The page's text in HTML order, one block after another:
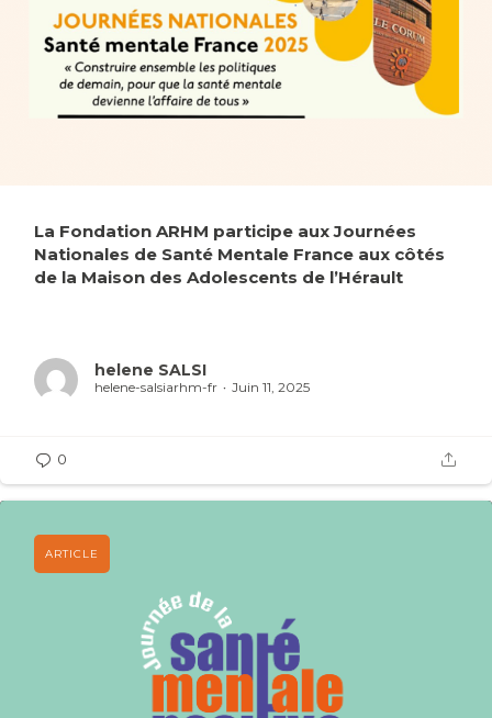
La Fondation ARHM participe aux Journées
Nationales de Santé Mentale France aux côtés
de la Maison des Adolescents de l’Hérault
helene SALSI
helene-salsiarhm-fr Juin 11, 2025
0